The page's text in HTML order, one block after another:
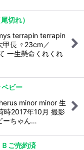
切れ）
terrapin terrapin
甲長 ♀23cm／
一生懸命くれくれ
ビー
minor minor 生
時2017年10月 撮影
ーちゃん…
ご売約済